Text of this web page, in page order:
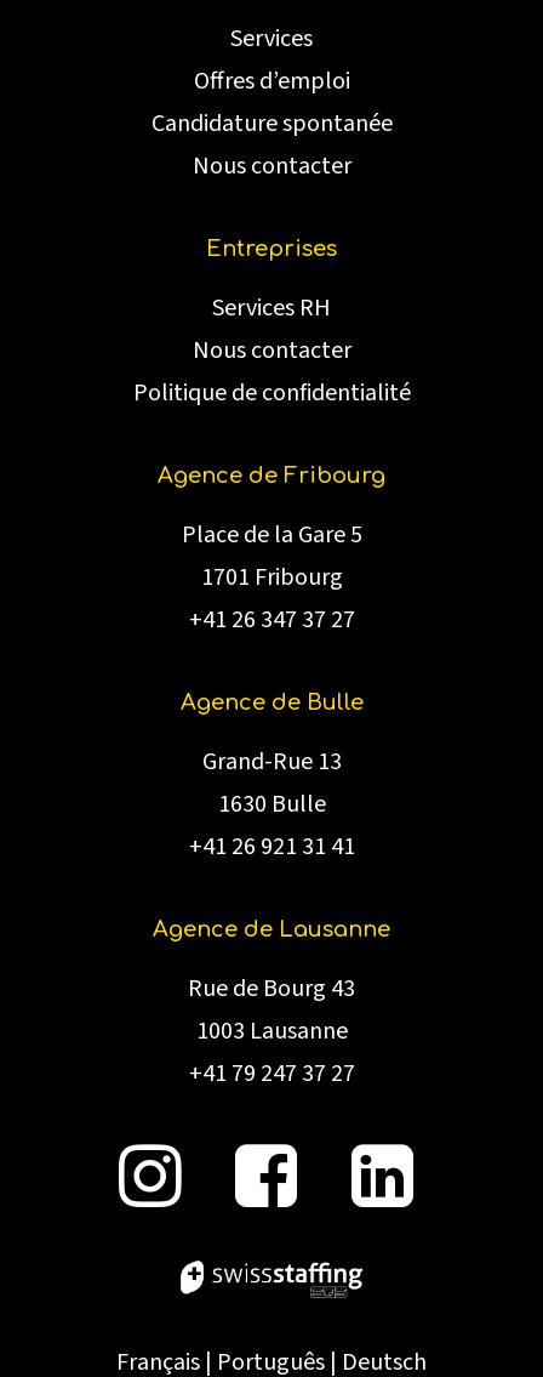
Services
Offres d’emploi
Candidature spontanée
Nous contacter
Entreprises
Services RH
Nous contacter
Politique de confidentialité
Agence de Fribourg
Place de la Gare 5
1701 Fribourg
+41 26 347 37 27
Agence de Bulle
Grand-Rue 13
1630 Bulle
+41 26 921 31 41
Agence de Lausanne
Rue de Bourg 43
1003 Lausanne
+41 79 247 37 27
Français | Português | Deutsch